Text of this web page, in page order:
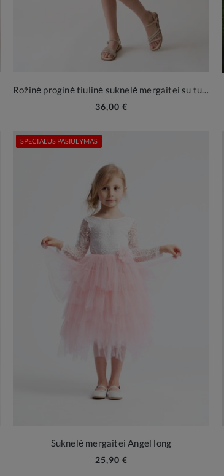
Rožinė proginė tiulinė suknelė mergaitei su tulpės rankovėmis
36,00 €
Suknelė mergaitei Angel long
25,90 €
SPECIALUS PASIŪLYMAS